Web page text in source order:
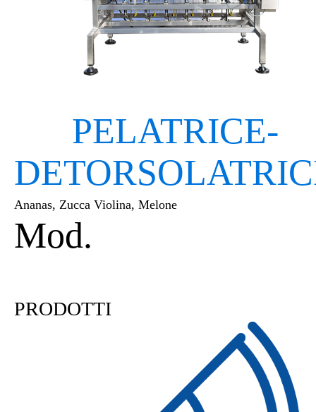
PELATRICE-
Ananas, Zucca Violina, Melone
Mod.
PRODOTTI